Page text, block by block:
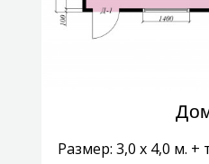
Размер: 3,0 х 4,0 м. +